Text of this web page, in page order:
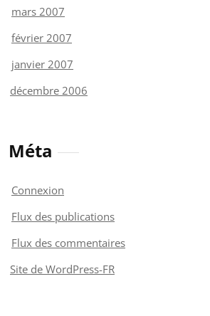
mars 2007
février 2007
janvier 2007
décembre 2006
Méta
Connexion
Flux des publications
Flux des commentaires
Site de WordPress-FR